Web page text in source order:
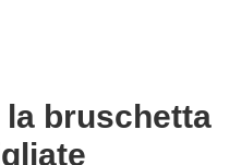
la bruschetta